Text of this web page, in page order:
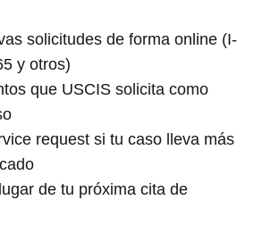
solicitudes de forma online (I-
y otros)
que USCIS solicita como
request si tu caso lleva más
de tu próxima cita de